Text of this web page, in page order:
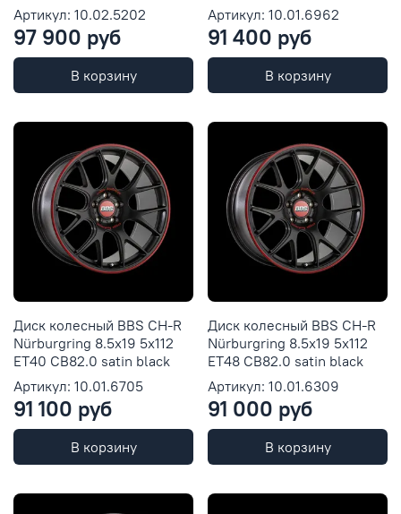
Артикул: 10.02.5202
97 900 руб
В корзину
Артикул: 10.01.6962
91 400 руб
В корзину
Диск колесный BBS CH-R
Nürburgring 8.5x19 5x112
ET40 CB82.0 satin black
Артикул: 10.01.6705
91 100 руб
В корзину
Диск колесный BBS CH-R
Nürburgring 8.5x19 5x112
ET48 CB82.0 satin black
Артикул: 10.01.6309
91 000 руб
В корзину